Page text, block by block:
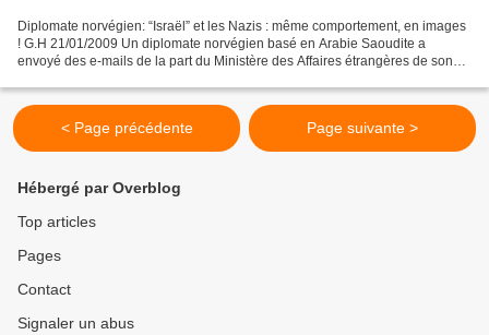
Diplomate norvégien: “Israël” et les Nazis : même comportement, en images
! G.H 21/01/2009 Un diplomate norvégien basé en Arabie Saoudite a
envoyé des e-mails de la part du Ministère des Affaires étrangères de son
< Page précédente Page suivante >
Hébergé par Overblog
Top articles
Pages
Contact
Signaler un abus